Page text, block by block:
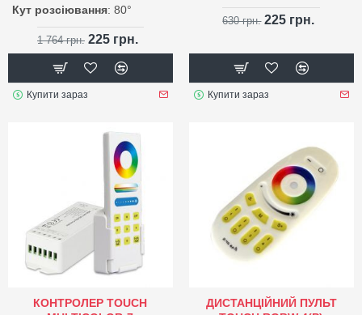
Кут розсіювання: 80°
1 764 грн. 225 грн.
Купити зараз
630 грн. 225 грн.
Купити зараз
КОНТРОЛЕР TOUCH
ДИСТАНЦІЙНИЙ ПУЛЬТ